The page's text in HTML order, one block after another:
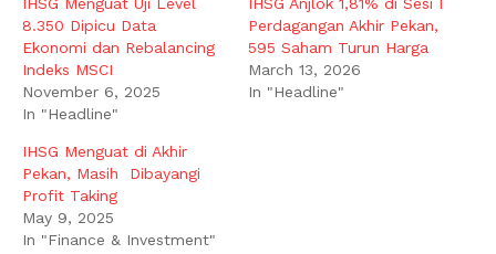
8.350 Dipicu Data
Ekonomi dan Rebalancing
Indeks MSCI
November 6, 2025
In "Headline"
Perdagangan Akhir Pekan,
595 Saham Turun Harga
March 13, 2026
In "Headline"
IHSG Menguat di Akhir
Pekan, Masih Dibayangi
Profit Taking
May 9, 2025
In "Finance & Investment"